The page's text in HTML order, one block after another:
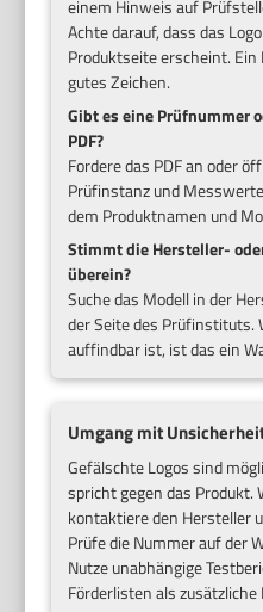
einem Hinweis auf
Achte darauf, dass das
Produktseite erscheint.
gutes Zeichen.
Gibt es eine Prüfnummer
PDF?
Fordere das PDF an oder
Prüfinstanz und
dem Produktnamen und
Stimmt die Hersteller-
überein?
Suche das Modell in der
der Seite des Prüfinstituts.
auffindbar ist, ist das ein
Umgang mit
Gefälschte Logos sind
spricht gegen das Produkt.
kontaktiere den Hersteller
Prüfe die Nummer auf der
Nutze unabhängige
Förderlisten als zusätzliche